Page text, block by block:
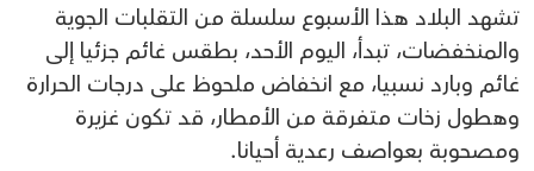
تشهد البلاد هذا الأسبوع سلسلة من التقلبات الجوية
والمنخفضات، تبدأ، اليوم الأحد، بطقس غائم جزئيا إلى
غائم وبارد نسبيا، مع انخفاض ملحوظ على درجات الحرارة
وهطول زخات متفرقة من الأمطار، قد تكون غزيرة
ومصحوبة بعواصف رعدية أحيانا.